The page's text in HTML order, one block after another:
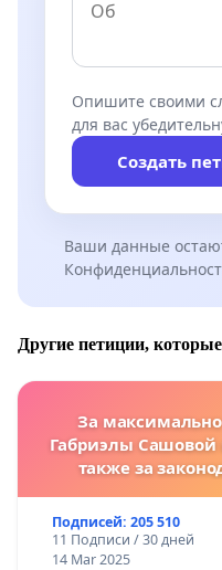
Опишите своими
для вас
Создать
Ваши данные
Другие петиции,
За
Габриэлы Сашовой
также за
за
Подписей: 205 510
11 Подписи / 30 дней
14 Mar 2025